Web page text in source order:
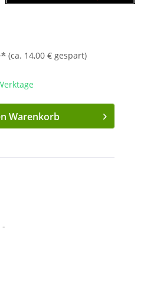
*(ca. 14,00 € gespart)
Warenkorb
-